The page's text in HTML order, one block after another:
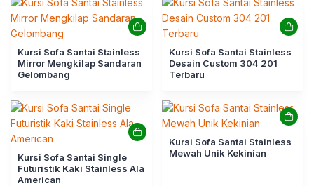
Kursi Sofa Santai Stainless
Mirror Mengkilap Sandaran
Gelombang
Kursi Sofa Santai Stainless
Desain Custom 304 201
Terbaru
Kursi Sofa Santai Single
Futuristik Kaki Stainless Ala
American
Kursi Sofa Santai Stainless
Mewah Unik Kekinian